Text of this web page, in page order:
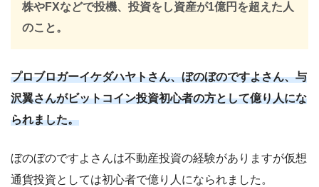
株やFXなどで投機、投資をし資産が1億円を超えた人
のこと。
プロブロガーイケダハヤトさん、ぼのぼのですよさん、与
沢翼さんがビットコイン投資初心者の方として億り人にな
られました。
ぼのぼのですよさんは不動産投資の経験がありますが仮想
通貨投資としては初心者で億り人になられました。